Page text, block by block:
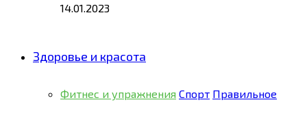
14.01.2023
Здоровье и красота
Фитнес и упражнения Спорт Правильное